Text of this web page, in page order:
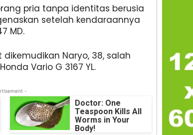
pria tanpa identitas berusia
setelah kendaraannya
MD.
Naryo, 38, salah
Vario G 3167 YL.
-
Doctor: One
Teaspoon Kills All
Worms in Your
Body!